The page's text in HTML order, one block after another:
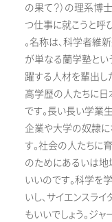
の果て？）の理系博
つ仕事に就こうと呼
。名称は、科学者維新
が単なる蘭学塾とい
躍する人材を輩出し
高学歴の人たちに日
です。長い長い学業
企業や大学の奴隷に
す。社会の人たちに
のためにあるいは地
いいのです。科学を
いし、サイエンスラ
もいいでしょう。ジ